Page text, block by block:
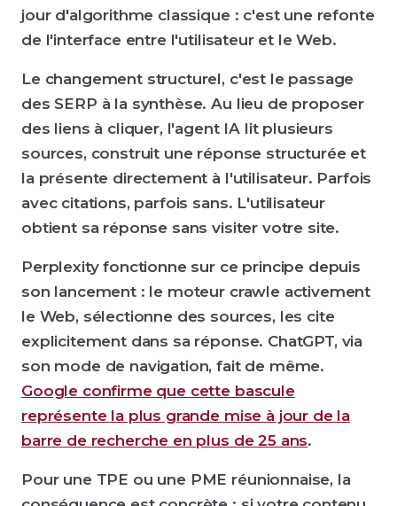
jour d'algorithme classique : c'est une refonte
de l'interface entre l'utilisateur et le Web.
Le changement structurel, c'est le passage
des SERP à la synthèse. Au lieu de proposer
des liens à cliquer, l'agent IA lit plusieurs
sources, construit une réponse structurée et
la présente directement à l'utilisateur. Parfois
avec citations, parfois sans. L'utilisateur
obtient sa réponse sans visiter votre site.
Perplexity fonctionne sur ce principe depuis
son lancement : le moteur crawle activement
le Web, sélectionne des sources, les cite
explicitement dans sa réponse. ChatGPT, via
son mode de navigation, fait de même.
Google confirme que cette bascule
représente la plus grande mise à jour de la
barre de recherche en plus de 25 ans.
Pour une TPE ou une PME réunionnaise, la